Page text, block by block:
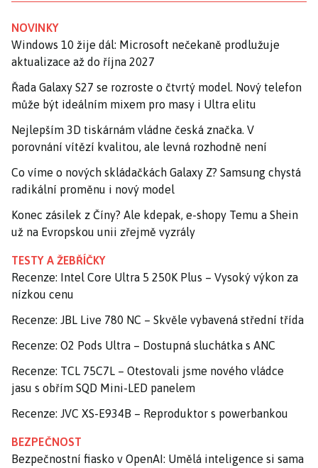
NOVINKY
Windows 10 žije dál: Microsoft nečekaně prodlužuje
aktualizace až do října 2027
Řada Galaxy S27 se rozroste o čtvrtý model. Nový telefon
může být ideálním mixem pro masy i Ultra elitu
Nejlepším 3D tiskárnám vládne česká značka. V
porovnání vítězí kvalitou, ale levná rozhodně není
Co víme o nových skládačkách Galaxy Z? Samsung chystá
radikální proměnu i nový model
Konec zásilek z Číny? Ale kdepak, e-shopy Temu a Shein
už na Evropskou unii zřejmě vyzrály
TESTY A ŽEBŘÍČKY
Recenze: Intel Core Ultra 5 250K Plus – Vysoký výkon za
nízkou cenu
Recenze: JBL Live 780 NC – Skvěle vybavená střední třída
Recenze: O2 Pods Ultra – Dostupná sluchátka s ANC
Recenze: TCL 75C7L – Otestovali jsme nového vládce
jasu s obřím SQD Mini-LED panelem
Recenze: JVC XS-E934B – Reproduktor s powerbankou
BEZPEČNOST
Bezpečnostní fiasko v OpenAI: Umělá inteligence si sama